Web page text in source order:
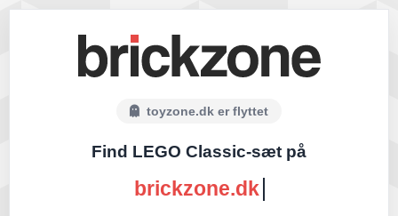
toyzone.dk er flyttet
Find LEGO Classic-sæt på
brickzone.dk